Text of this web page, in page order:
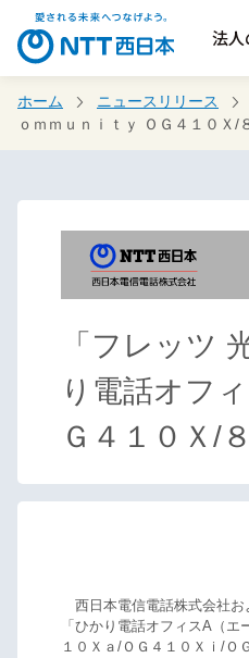
法人
ホーム ニュースリリース
ｏｍｍｕｎｉｔｙ ＯＧ４１０Ｘ/
「フレッツ
り電話オフ
Ｇ４１０Ｘ/
西日本電信電話株式会社お
「ひかり電話オフィスA（エ
１０Ｘａ/ＯＧ４１０Ｘｉ/Ｏ